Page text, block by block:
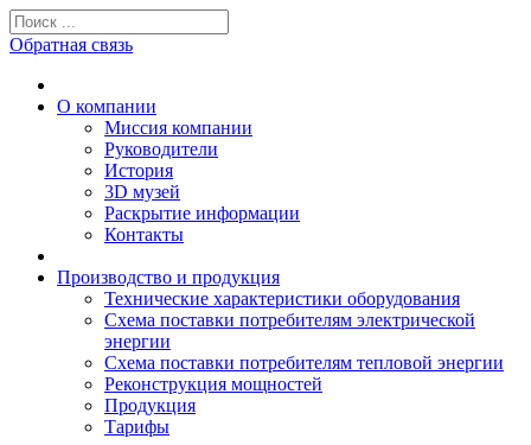
Обратная связь
О компании
Миссия компании
Руководители
История
3D музей
Раскрытие информации
Контакты
Производство и продукция
Технические характеристики оборудования
Схема поставки потребителям электрической
энергии
Схема поставки потребителям тепловой энергии
Реконструкция мощностей
Продукция
Тарифы